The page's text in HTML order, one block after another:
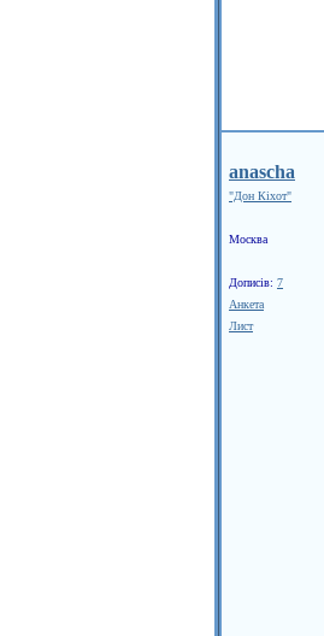
anascha
"Дон Кіхот"
Москва
Дописів: 7
Анкета
Лист